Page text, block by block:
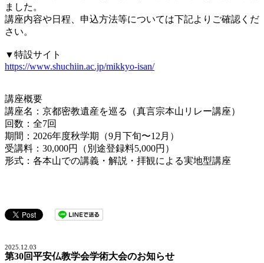
ました。
講座内容や日程、申込方法等については下記よりご確認くだ
さい。
▼特設サイト
https://www.shuchiin.ac.jp/mikkyo-isan/
講座概要
講座名：京都密教遺産を巡る（真言宗本山リレー講座）
回数：全7回
期間：2026年度秋学期（9月下旬〜12月）
受講料：30,000円（別途登録料5,000円）
形式：各本山での講義・解説・拝観による実地型講座
2025.12.03
第30回平安仏教学会学術大会のお知らせ